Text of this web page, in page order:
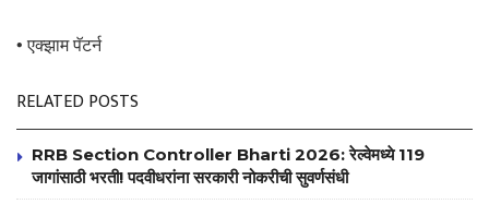
• एक्झाम पॅटर्न
RELATED POSTS
RRB Section Controller Bharti 2026: रेल्वेमध्ये 119
जागांसाठी भरती! पदवीधरांना सरकारी नोकरीची सुवर्णसंधी